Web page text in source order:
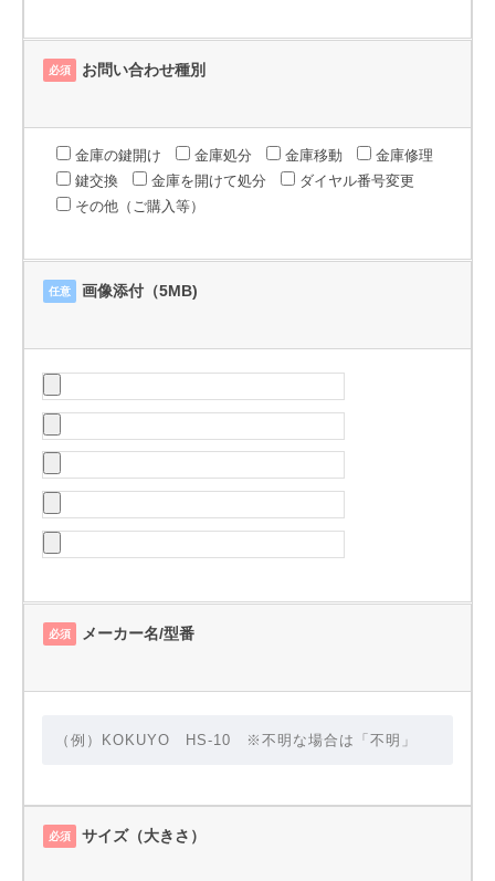
必須 お問い合わせ種別
金庫の鍵開け 金庫処分 金庫移動
金庫修理
鍵交換
金庫を開けて処分
ダイヤル番号変更
その他（ご購入等）
任意 画像添付（5MB)
必須 メーカー名/型番
必須 サイズ（大きさ）